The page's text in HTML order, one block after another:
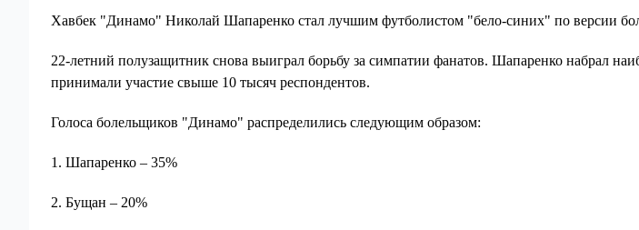
Хавбек "Динамо" Николай Шапаренко стал лучшим футболистом "бело-синих" по версии
22-летний полузащитник снова выиграл борьбу за симпатии фанатов. Шапаренко набрал
принимали участие свыше 10 тысяч респондентов.
Голоса болельщиков "Динамо" распределились следующим образом:
1. Шапаренко – 35%
2. Бущан – 20%